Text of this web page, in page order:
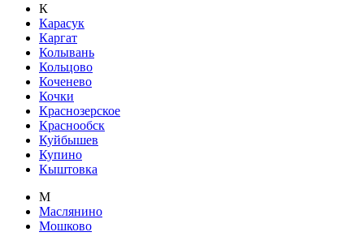
К
Карасук
Каргат
Колывань
Кольцово
Коченево
Кочки
Краснозерское
Краснообск
Куйбышев
Купино
Кыштовка
М
Маслянино
Мошково